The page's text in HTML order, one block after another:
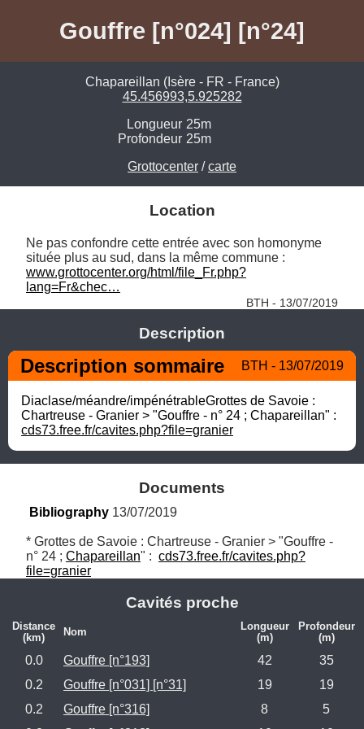
Gouffre [n°024] [n°24]
Chapareillan (Isère - FR - France)
45.456993,5.925282
Longueur 25m
Profondeur 25m
Grottocenter /carte
Location
Ne pas confondre cette entrée avec son homonyme
www.grottocenter.org/html/file_Fr.php?
lang=Fr&chec…
BTH - 13/07/2019
Description
Description sommaire BTH - 13/07/2019
Diaclase/méandre/impénétrableGrottes de Savoie :
cds73.free.fr/cavites.php?file=granier
Documents
Bibliography 13/07/2019
* Grottes de Savoie : Chartreuse - Granier > "Gouffre -
n° 24 ; Chapareillan" : cds73.free.fr/cavites.php?
file=granier
Cavités proche
Distance
(km)
Nom
Longueur
(m)
Profondeur
(m)
0.0 Gouffre [n°193] 42
35
0.2
Gouffre [n°031] [n°31] 19
19
0.2
Gouffre [n°316] 8
5